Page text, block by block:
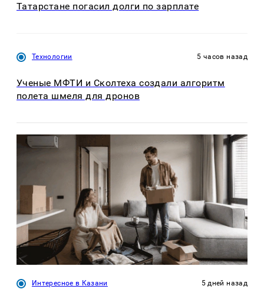
Татарстане погасил долги по зарплате
Технологии 5 часов назад
Ученые МФТИ и Сколтеха создали алгоритм
полета шмеля для дронов
Интересное в Казани 5 дней назад